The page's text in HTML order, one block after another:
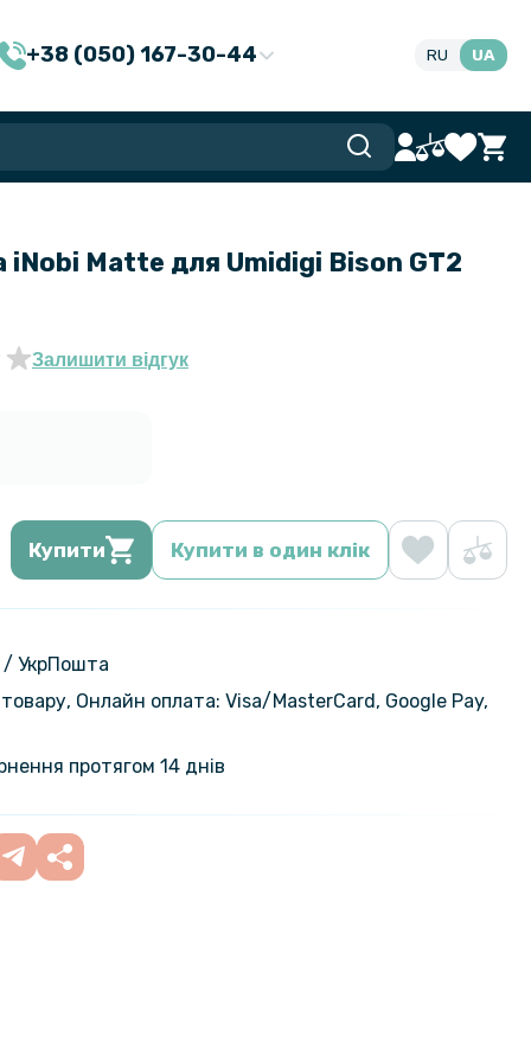
+38 (050) 167-30-44 RU UA
iNobi Matte для Umidigi Bison GT2
Залишити відгук
Купити Купити в один клік
УкрПошта
Онлайн оплата: Visa/MasterСard, Google Pay,
протягом 14 днів